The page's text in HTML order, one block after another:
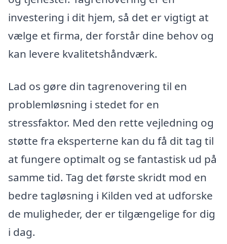
investering i dit hjem, så det er vigtigt at
vælge et firma, der forstår dine behov og
kan levere kvalitetshåndværk.
Lad os gøre din tagrenovering til en
problemløsning i stedet for en
stressfaktor. Med den rette vejledning og
støtte fra eksperterne kan du få dit tag til
at fungere optimalt og se fantastisk ud på
samme tid. Tag det første skridt mod en
bedre tagløsning i Kilden ved at udforske
de muligheder, der er tilgængelige for dig
i dag.